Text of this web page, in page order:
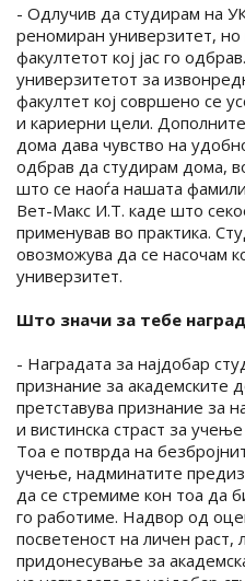
- Одлучив да студирам на
реномиран универзитет, но
факултетот кој јас го
универзитетот за
факултет кој совршено се
и кариерни цели.
дома дава чувство на
одбрав да студирам дома,
што се наоѓа нашата
Вет-Макс И.Т. каде што
применував во практика.
овозможува да се насочам
универзитет.
Што значи за тебе
- Наградата за најдобар
признание за академските
претставува признание за
и вистинска страст за
Тоа е потврда на
учење, надминатите
да се стремиме кон тоа да
го работиме. Надвор од
посветеност на личен раст,
придонесување за